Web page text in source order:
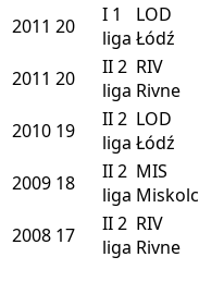
2011 20 I 1
liga
LOD
Łódź
2011 20 II2
liga
RIV
Rivne
2010 19 II2
liga
LOD
Łódź
2009 18 II2
liga
MIS
Miskolc
2008 17 II2
liga
RIV
Rivne